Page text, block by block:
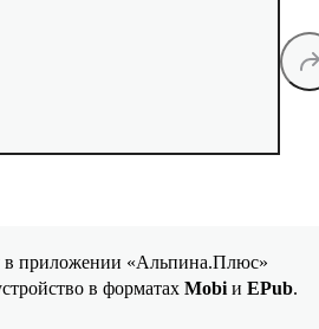
в приложении «Альпина.Плюс»
в форматах Mobi и EPub.